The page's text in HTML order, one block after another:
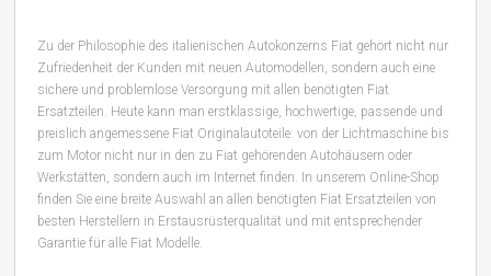
Zu der Philosophie des italienischen Autokonzerns Fiat gehört nicht nur
Zufriedenheit der Kunden mit neuen Automodellen, sondern auch eine
sichere und problemlose Versorgung mit allen benötigten Fiat
Ersatzteilen. Heute kann man erstklassige, hochwertige, passende und
preislich angemessene Fiat Originalautoteile: von der Lichtmaschine bis
zum Motor nicht nur in den zu Fiat gehörenden Autohäusern oder
Werkstätten, sondern auch im Internet finden. In unserem Online-Shop
finden Sie eine breite Auswahl an allen benötigten Fiat Ersatzteilen von
besten Herstellern in Erstausrüsterqualität und mit entsprechender
Garantie für alle Fiat Modelle.